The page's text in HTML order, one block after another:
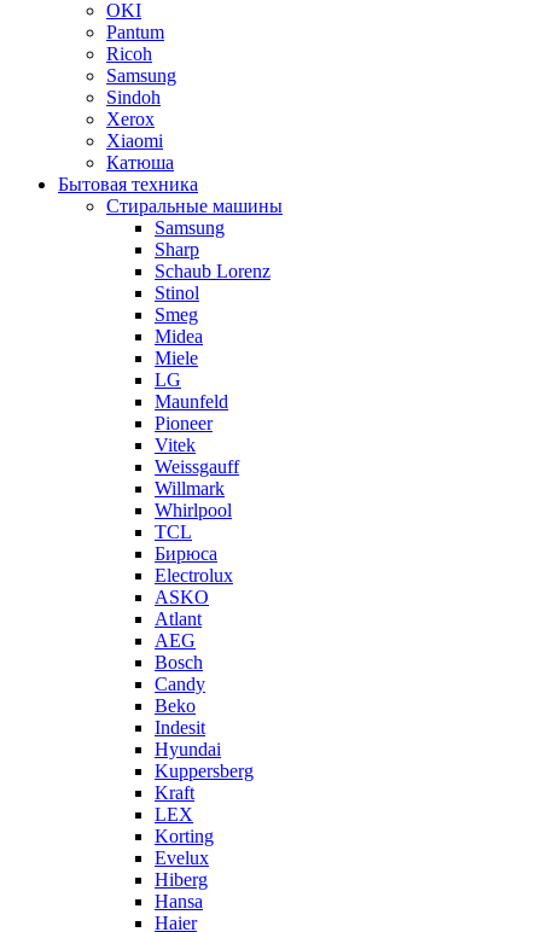
OKI
Pantum
Ricoh
Samsung
Sindoh
Xerox
Xiaomi
Катюша
Бытовая техника
Стиральные машины
Samsung
Sharp
Schaub Lorenz
Stinol
Smeg
Midea
Miele
LG
Maunfeld
Pioneer
Vitek
Weissgauff
Willmark
Whirlpool
TCL
Бирюса
Electrolux
ASKO
Atlant
AEG
Bosch
Candy
Beko
Indesit
Hyundai
Kuppersberg
Kraft
LEX
Korting
Evelux
Hiberg
Hansa
Haier